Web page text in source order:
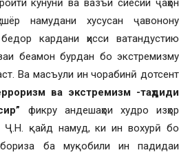
кунунӣ ва вазъи сиёсии ҷаҳон
намудани хусусан ҷавонону
кардани ҳисси ватандустию
беамон бурдан бо экстремизму
Ва масъули ин чорабинӣ дотсент
ва экстремизм -таҳдиди
фикру андешаҳои худро изҳор
Ҷ.Н. қайд намуд, ки ин вохурӣ бо
ба муқобили ин падидаи